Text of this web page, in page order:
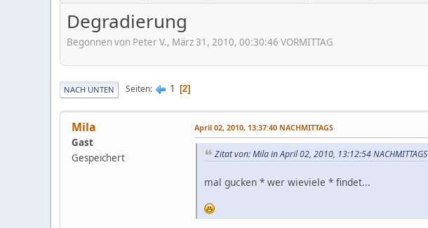
Degradierung
Begonnen von Peter V., März 31, 2010, 00:30:46 VORMITTAG
NACH UNTEN Seiten 1 2
Mila
Gast
Gespeichert
April 02, 2010, 13:37:40 NACHMITTAGS
Zitat von: Mila in April 02, 2010, 13:12:54 NACHMITTAGS
mal gucken * wer wieviele * findet...